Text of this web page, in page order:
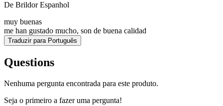
De Brildor Espanhol
muy buenas
me han gustado mucho, son de buena calidad
Traduzir para Português
Questions
Nenhuma pergunta encontrada para este produto.
Seja o primeiro a fazer uma pergunta!